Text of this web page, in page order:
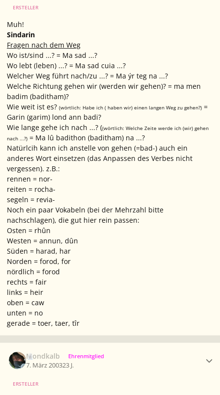
ERSTELLER
Muh!
Sindarin
Fragen nach dem Weg
Wo ist/sind ...? = Ma sad ...?
Wo lebt (leben) ...? = Ma sad cuia ...?
Welcher Weg führt nach/zu ...? = Ma ýr teg na ...?
Welche Richtung gehen wir (werden wir gehen)? = ma men
badim (baditham)?
Wie weit ist es? (wörtlich: Habe ich ( haben wir) einen langen Weg zu gehen?) =
Garin (garim) lond ann badi?
Wie lange gehe ich nach ...? ((wörtlich: Welche Zeite werde ich (wir) gehen
nach ...?) = Ma lû badithon (baditham) na ...?
Natürlcih kann ich anstelle von gehen (=bad-) auch ein
anderes Wort einsetzen (das Anpassen des Verbes nicht
vergessen). z.B.:
rennen = nor-
reiten = rocha-
segeln = revia-
Noch ein paar Vokabeln (bei der Mehrzahl bitte
nachschlagen), die gut hier rein passen:
Osten = rhûn
Westen = annun, dûn
Süden = harad, har
Norden = forod, for
nördlich = forod
rechts = fair
links = heir
oben = caw
unten = no
gerade = toer, taer, tîr
Mondkalb Ehrenmitglied
7. März 200323 J.
ERSTELLER